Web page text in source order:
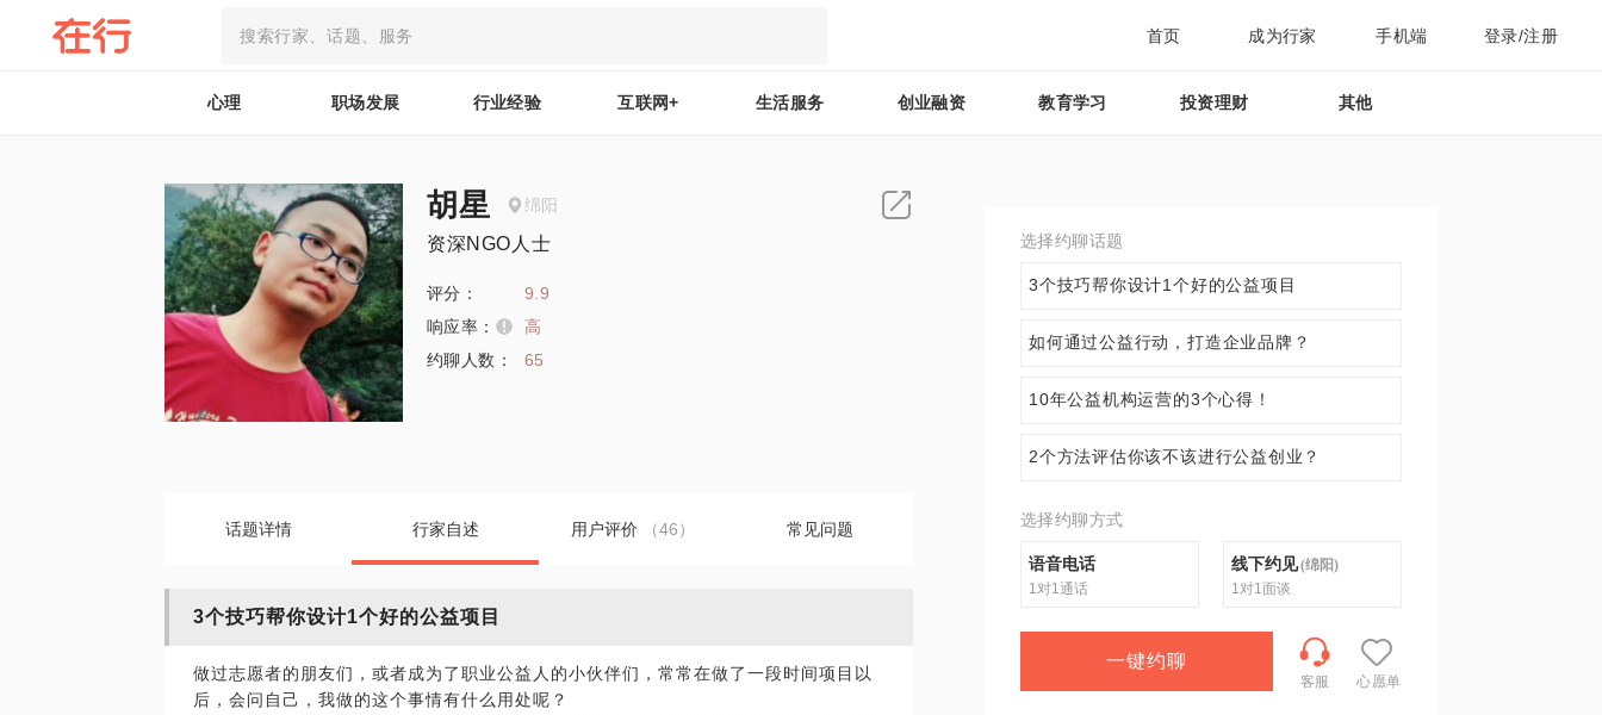
首页 成为行家 手机端 登录/注册
心理 职场发展 行业经验 互联网+ 生活服务 创业融资 教育学习 投资理财 其他
胡星 绵阳
资深NGO人士
评分：
9.9
响应率：
高
约聊人数：
65
话题详情 行家自述 用户评价 （46） 常见问题
3个技巧帮你设计1个好的公益项目
做过志愿者的朋友们，或者成为了职业公益人的小伙伴们，常常在做了一段时间项目以
后，会问自己，我做的这个事情有什么用处呢？
选择约聊话题
3个技巧帮你设计1个好的公益项目
如何通过公益行动，打造企业品牌？
10年公益机构运营的3个心得！
2个方法评估你该不该进行公益创业？
选择约聊方式
语音电话
1对1通话
线下约见(绵阳)
1对1面谈
一键约聊
客服 心愿单